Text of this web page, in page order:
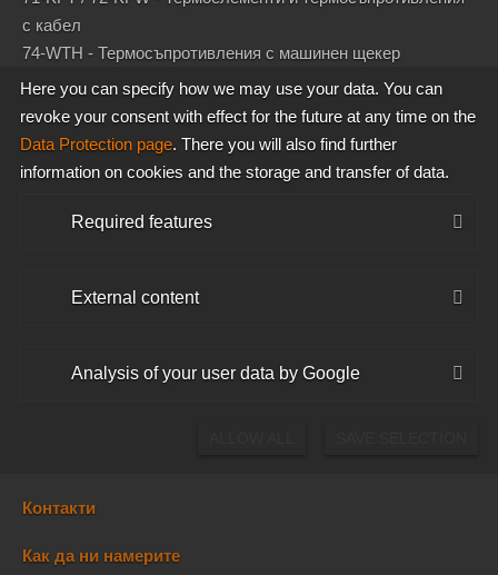
с кабел
74-WTH - Термосъпротивления с машинен щекер
ATEX - Температурни датчици по АТЕХ-Директива
2014/34/EU
Компенсационни проводници и термокабели
За нас
Контакти
Как да ни намерите
Here you can specify how we may use your data. You can
revoke your consent with effect for the future at any time on the
Data Protection page. There you will also find further
information on cookies and the storage and transfer of data.
Required features
External content
Analysis of your user data by Google